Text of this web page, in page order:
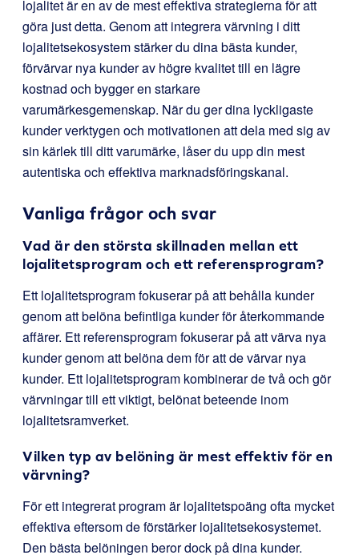
lojalitet är en av de mest effektiva strategierna för att
göra just detta. Genom att integrera värvning i ditt
lojalitetsekosystem stärker du dina bästa kunder,
förvärvar nya kunder av högre kvalitet till en lägre
kostnad och bygger en starkare
varumärkesgemenskap. När du ger dina lyckligaste
kunder verktygen och motivationen att dela med sig av
sin kärlek till ditt varumärke, låser du upp din mest
autentiska och effektiva marknadsföringskanal.
Vanliga frågor och svar
Vad är den största skillnaden mellan ett
lojalitetsprogram och ett referensprogram?
Ett lojalitetsprogram fokuserar på att behålla kunder
genom att belöna befintliga kunder för återkommande
affärer. Ett referensprogram fokuserar på att värva nya
kunder genom att belöna dem för att de värvar nya
kunder. Ett lojalitetsprogram kombinerar de två och gör
värvningar till ett viktigt, belönat beteende inom
lojalitetsramverket.
Vilken typ av belöning är mest effektiv för en
värvning?
För ett integrerat program är lojalitetspoäng ofta mycket
effektiva eftersom de förstärker lojalitetsekosystemet.
Den bästa belöningen beror dock på dina kunder.